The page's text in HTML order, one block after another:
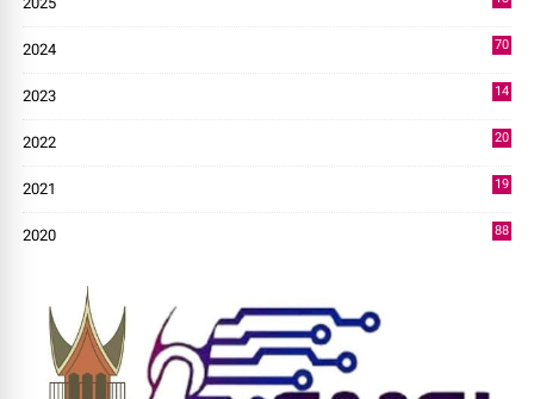
2024
70
2023
14
2022
20
2021
19
2020
88